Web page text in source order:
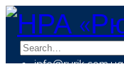
info@rurik.com.ua